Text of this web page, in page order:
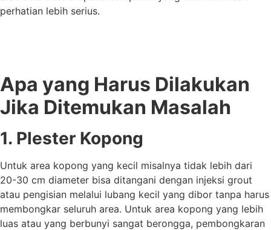
perhatian lebih serius.
Apa yang Harus Dilakukan
Jika Ditemukan Masalah
1. Plester Kopong
Untuk area kopong yang kecil misalnya tidak lebih dari
20-30 cm diameter bisa ditangani dengan injeksi grout
atau pengisian melalui lubang kecil yang dibor tanpa harus
membongkar seluruh area. Untuk area kopong yang lebih
luas atau yang berbunyi sangat berongga, pembongkaran